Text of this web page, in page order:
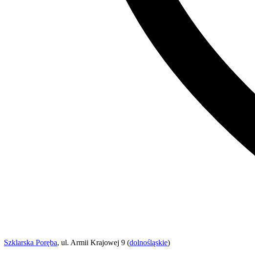
Szklarska Poręba, ul. Armii Krajowej 9 (dolnośląskie)